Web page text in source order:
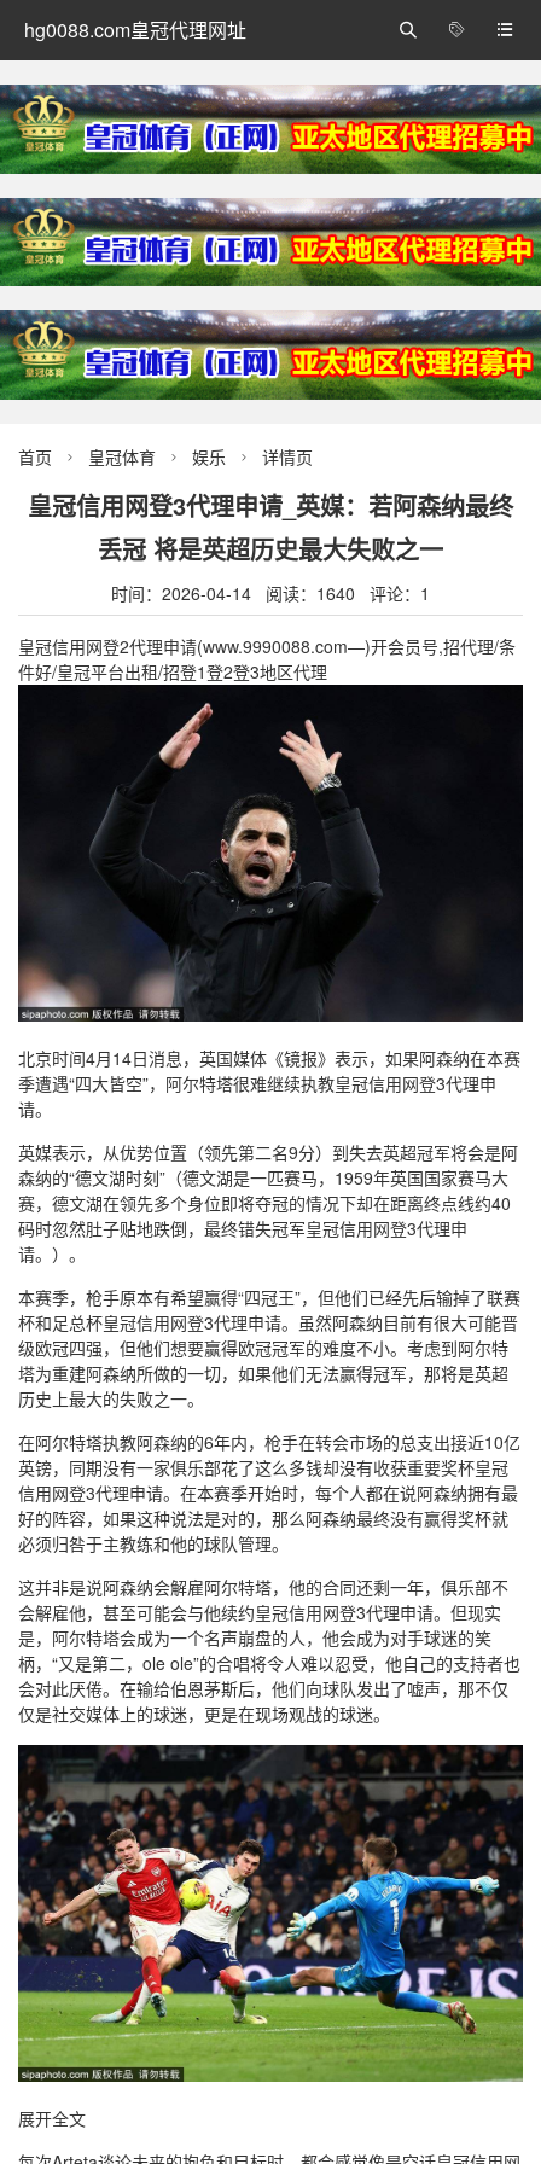
hg0088.com皇冠代理网址 


首页  皇冠体育  娱乐  详情页
皇冠信用网登3代理申请_英媒：若阿森纳最终
丢冠 将是英超历史最大失败之一
时间：2026-04-14 阅读：1640 评论：1
皇冠信用网登2代理申请(www.9990088.com—)开会员号,招代理/条
件好/皇冠平台出租/招登1登2登3地区代理
北京时间4月14日消息，英国媒体《镜报》表示，如果阿森纳在本赛
季遭遇“四大皆空”，阿尔特塔很难继续执教皇冠信用网登3代理申
请。
英媒表示，从优势位置（领先第二名9分）到失去英超冠军将会是阿
森纳的“德文湖时刻”（德文湖是一匹赛马，1959年英国国家赛马大
赛，德文湖在领先多个身位即将夺冠的情况下却在距离终点线约40
码时忽然肚子贴地跌倒，最终错失冠军皇冠信用网登3代理申
请。）。
本赛季，枪手原本有希望赢得“四冠王”，但他们已经先后输掉了联赛
杯和足总杯皇冠信用网登3代理申请。虽然阿森纳目前有很大可能晋
级欧冠四强，但他们想要赢得欧冠冠军的难度不小。考虑到阿尔特
塔为重建阿森纳所做的一切，如果他们无法赢得冠军，那将是英超
历史上最大的失败之一。
在阿尔特塔执教阿森纳的6年内，枪手在转会市场的总支出接近10亿
英镑，同期没有一家俱乐部花了这么多钱却没有收获重要奖杯皇冠
信用网登3代理申请。在本赛季开始时，每个人都在说阿森纳拥有最
好的阵容，如果这种说法是对的，那么阿森纳最终没有赢得奖杯就
必须归咎于主教练和他的球队管理。
这并非是说阿森纳会解雇阿尔特塔，他的合同还剩一年，俱乐部不
会解雇他，甚至可能会与他续约皇冠信用网登3代理申请。但现实
是，阿尔特塔会成为一个名声崩盘的人，他会成为对手球迷的笑
柄，“又是第二，ole ole”的合唱将令人难以忍受，他自己的支持者也
会对此厌倦。在输给伯恩茅斯后，他们向球队发出了嘘声，那不仅
仅是社交媒体上的球迷，更是在现场观战的球迷。
展开全文